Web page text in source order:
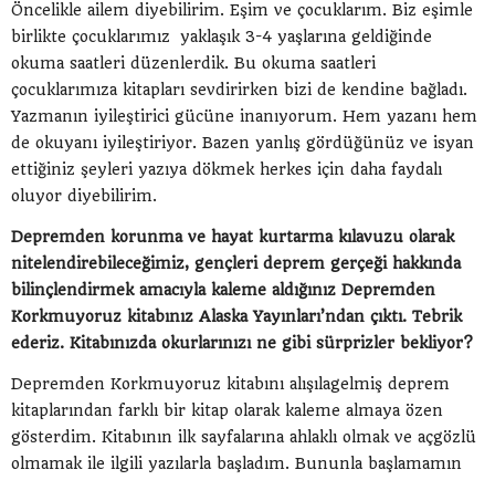
Öncelikle ailem diyebilirim. Eşim ve çocuklarım. Biz eşimle
birlikte çocuklarımız yaklaşık 3-4 yaşlarına geldiğinde
okuma saatleri düzenlerdik. Bu okuma saatleri
çocuklarımıza kitapları sevdirirken bizi de kendine bağladı.
Yazmanın iyileştirici gücüne inanıyorum. Hem yazanı hem
de okuyanı iyileştiriyor. Bazen yanlış gördüğünüz ve isyan
ettiğiniz şeyleri yazıya dökmek herkes için daha faydalı
oluyor diyebilirim.
Depremden korunma ve hayat kurtarma kılavuzu olarak
nitelendirebileceğimiz, gençleri deprem gerçeği hakkında
bilinçlendirmek amacıyla kaleme aldığınız Depremden
Korkmuyoruz kitabınız Alaska Yayınları’ndan çıktı. Tebrik
ederiz. Kitabınızda okurlarınızı ne gibi sürprizler bekliyor?
Depremden Korkmuyoruz kitabını alışılagelmiş deprem
kitaplarından farklı bir kitap olarak kaleme almaya özen
gösterdim. Kitabının ilk sayfalarına ahlaklı olmak ve açgözlü
olmamak ile ilgili yazılarla başladım. Bununla başlamamın